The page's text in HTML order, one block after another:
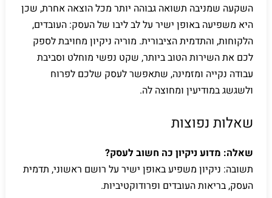
השקעה שמניבה תשואה גבוהה יותר מכל הוצאה אחרת, שכן
היא משפיעה באופן ישיר על לב ליבו של העסק: העובדים,
הלקוחות, והתדמית הציבורית. מוריה ניקיון מחויבת לספק
לכם את השירות הטוב ביותר, שקט נפשי מוחלט וסביבת
עבודה נקייה ומזמינה, שתאפשר לעסק שלכם לפרוח
ולשגשג במודיעין ומחוצה לה.
שאלות נפוצות
שאלה: מדוע ניקיון כה חשוב לעסק?
תשובה: ניקיון משפיע באופן ישיר על רושם ראשוני, תדמית
העסק, בריאות העובדים ופרודוקטיביות.